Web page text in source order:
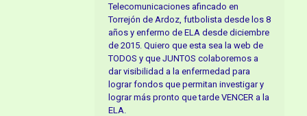
Telecomunicaciones afincado en
Torrejón de Ardoz, futbolista desde los 8
años y enfermo de ELA desde diciembre
de 2015. Quiero que esta sea la web de
TODOS y que JUNTOS colaboremos a
dar visibilidad a la enfermedad para
lograr fondos que permitan investigar y
lograr más pronto que tarde VENCER a la
ELA.